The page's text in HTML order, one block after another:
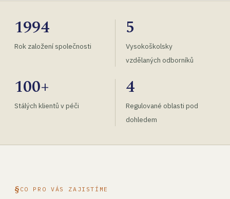
1994
Rok založení společnosti
5
Vysokoškolsky
vzdělaných odborníků
100+
Stálých klientů v péči
4
Regulované oblasti pod
dohledem
CO PRO VÁS ZAJISTÍME